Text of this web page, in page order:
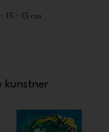
15 × 15 cm
kunstner